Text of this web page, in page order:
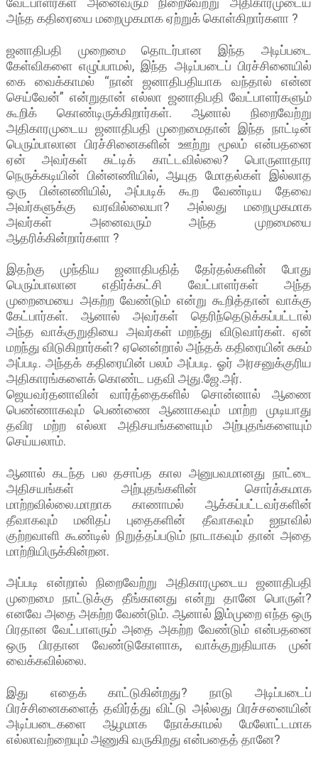
அந்த கதிரையை மறைமுகமாக ஏற்றுக் கொள்கிறார்களா ?
ஜனாதிபதி முறைமை தொடர்பான இந்த அடிப்படை
கேள்விகளை எழுப்பாமல், இந்த அடிப்படைப் பிரச்சினையில்
கை வைக்காமல் “நான் ஜனாதிபதியாக வந்தால் என்ன
செய்வேன்” என்றுதான் எல்லா ஜனாதிபதி வேட்பாளர்களும்
கூறிக் கொண்டிருக்கிறார்கள். ஆனால் நிறைவேற்று
அதிகாரமுடைய ஜனாதிபதி முறைமைதான் இந்த நாட்டின்
பெரும்பாலான பிரச்சினைகளின் ஊற்று மூலம் என்பதனை
ஏன் அவர்கள் சுட்டிக் காட்டவில்லை? பொருளாதார
நெருக்கடியின் பின்னணியில், ஆயுத மோதல்கள் இல்லாத
ஒரு பின்னணியில், அப்படிக் கூற வேண்டிய தேவை
அவர்களுக்கு வரவில்லையா? அல்லது மறைமுகமாக
அவர்கள் அனைவரும் அந்த முறமையை
ஆதரிக்கின்றார்களா ?
இதற்கு முந்திய ஜனாதிபதித் தேர்தல்களின் போது
பெரும்பாலான எதிர்க்கட்சி வேட்பாளர்கள் அந்த
முறைமையை அகற்ற வேண்டும் என்று கூறித்தான் வாக்கு
கேட்பார்கள். ஆனால் அவர்கள் தெரிந்தெடுக்கப்பட்டால்
அந்த வாக்குறுதியை அவர்கள் மறந்து விடுவார்கள். ஏன்
மறந்து விடுகிறார்கள்? ஏனென்றால் அந்தக் கதிரையின் சுகம்
அப்படி. அந்தக் கதிரையின் பலம் அப்படி. ஓர் அரசனுக்குரிய
அதிகாரங்களைக் கொண்ட பதவி அது.ஜே.அர்.
ஜெயவர்தனாவின் வார்த்தைகளில் சொன்னால் ஆணை
பெண்ணாகவும் பெண்ணை ஆணாகவும் மாற்ற முடியாது
தவிர மற்ற எல்லா அதிசயங்களையும் அற்புதங்களையும்
செய்யலாம்.
ஆனால் கடந்த பல தசாப்த கால அனுபவமானது நாட்டை
அதிசயங்கள் அற்புதங்களின் சொர்க்கமாக
மாற்றவில்லை.மாறாக காணாமல் ஆக்கப்பட்டவர்களின்
தீவாகவும் மனிதப் புதைகளின் தீவாகவும் ஐநாவில்
குற்றவாளி கூண்டில் நிறுத்தப்படும் நாடாகவும் தான் அதை
மாற்றியிருக்கின்றன.
அப்படி என்றால் நிறைவேற்று அதிகாரமுடைய ஜனாதிபதி
முறைமை நாட்டுக்கு தீங்கானது என்று தானே பொருள்?
எனவே அதை அகற்ற வேண்டும். ஆனால் இம்முறை எந்த ஒரு
பிரதான வேட்பாளரும் அதை அகற்ற வேண்டும் என்பதனை
ஒரு பிரதான வேண்டுகோளாக, வாக்குறுதியாக முன்
வைக்கவில்லை.
இது எதைக் காட்டுகின்றது? நாடு அடிப்படைப்
பிரச்சினைகளைத் தவிர்த்து விட்டு அல்லது பிரச்சனையின்
அடிப்படைகளை ஆழமாக நோக்காமல் மேலோட்டமாக
எல்லாவற்றையும் அணுகி வருகிறது என்பதைத் தானே?